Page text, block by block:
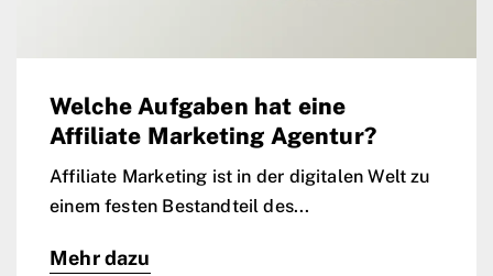
Welche Aufgaben hat eine
Affiliate Marketing Agentur?
Affiliate Marketing ist in der digitalen Welt zu
einem festen Bestandteil des...
Mehr dazu